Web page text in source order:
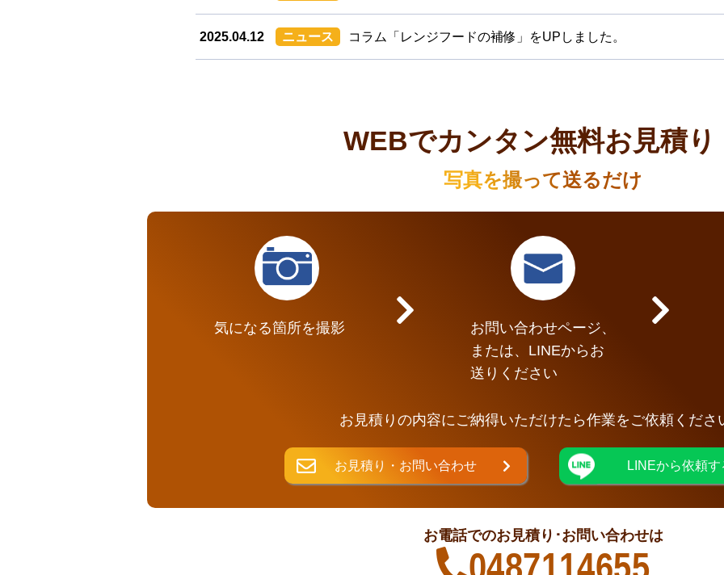
2025.04.12 ニュース コラム「レンジフードの補修」をUPしました。
WEBでカンタン無料お見積り
写真を撮って送るだけ
気になる箇所を撮影
お問い合わせページ、
または、LINEからお
送りください
お見積りの内容にご納得いただけたら作業をご依頼くださ
お見積り・お問い合わせ LINEから依頼す
お電話でのお見積り･お問い合わせは